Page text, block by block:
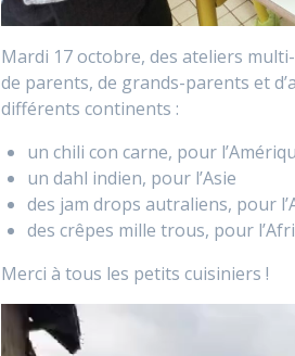
Mardi 17 octobre, des ateliers
de parents, de grands-parents et
différents continents :
un chili con carne, pour
un dahl indien, pour l’Asie
des jam drops autraliens, pour
des crêpes mille trous, pour
Merci à tous les petits cuisiniers !
Lecteur
vidéo